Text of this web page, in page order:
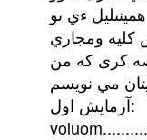
ءي ىو
متخصص كليه ومجاري
كرى كه من
مي نويسم
آزمايش اول: